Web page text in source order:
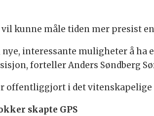
kunne måle tiden mer presist
interessante muligheter å ha
forteller Anders Søndberg
offentliggjort i det
skapte GPS